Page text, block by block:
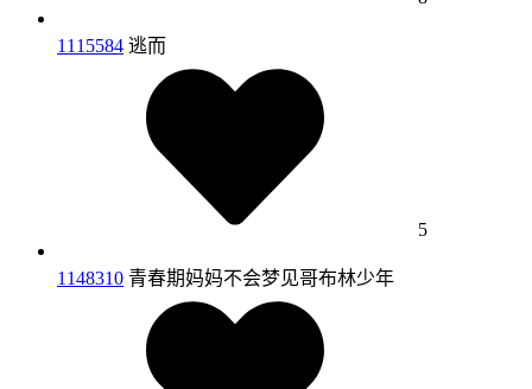
1115584 逃而
5
1148310 青春期妈妈不会梦见哥布林少年